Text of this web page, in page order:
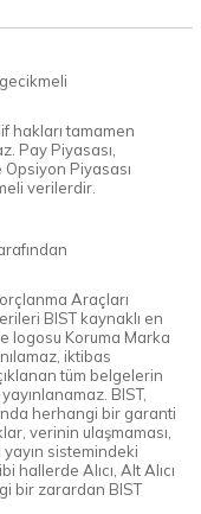
hakları tamamen
Pay Piyasası,
Opsiyon Piyasası
verilerdir.
Araçları
BIST kaynaklı en
logosu Koruma Marka
iktibas
tüm belgelerin
BIST,
herhangi bir garanti
verinin ulaşmaması,
yayın sistemindeki
hallerde Alıcı, Alt Alıcı
bir zarardan BIST